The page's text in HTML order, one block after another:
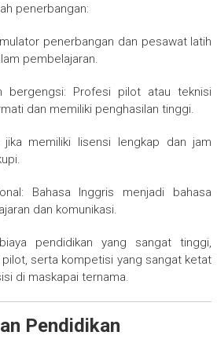
penerbangan:
penerbangan dan pesawat latih
pembelajaran.
bergengsi: Profesi pilot atau teknisi
dan memiliki penghasilan tinggi.
memiliki lisensi lengkap dan jam
Bahasa Inggris menjadi bahasa
dan komunikasi.
pendidikan yang sangat tinggi,
serta kompetisi yang sangat ketat
di maskapai ternama.
Pendidikan